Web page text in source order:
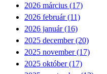
2026 március (17)
2026 február (11)
2026 január (16)
2025 december (20)
2025 november (17)
2025 október (17)